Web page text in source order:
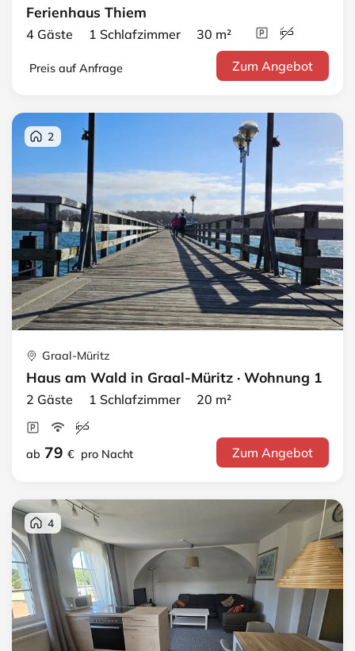
Ferienhaus Thiem
4 Gäste 1 Schlafzimmer 30 m²
Preis auf Anfrage Zum Angebot
2
Graal-Müritz
Haus am Wald in Graal-Müritz · Wohnung 1
2 Gäste 1 Schlafzimmer 20 m²
ab 79 € pro Nacht Zum Angebot
4